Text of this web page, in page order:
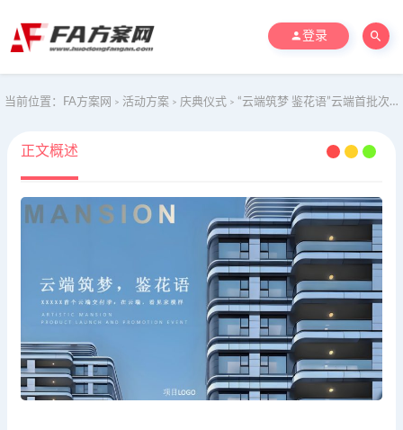
登录
当前位置： FA方案网 > 活动方案 > 庆典仪式 > “云端筑梦 鉴花语”云端首批次交付策划案
正文概述